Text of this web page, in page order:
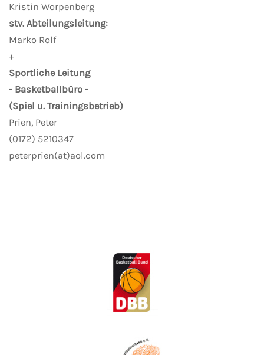
Kristin Worpenberg
stv. Abteilungsleitung:
Marko Rolf
+
Sportliche Leitung
- Basketballbüro -
(Spiel u. Trainingsbetrieb)
Prien, Peter
(0172) 5210347
peterprien(at)aol.com